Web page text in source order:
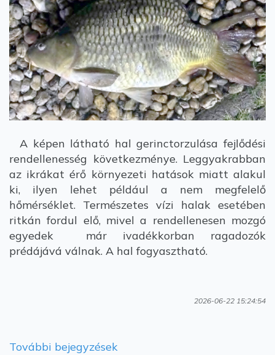
A képen látható hal gerinctorzulása fejlődési
rendellenesség következménye. Leggyakrabban
az ikrákat érő környezeti hatások miatt alakul
ki, ilyen lehet például a nem megfelelő
hőmérséklet. Természetes vízi halak esetében
ritkán fordul elő, mivel a rendellenesen mozgó
egyedek már ivadékkorban ragadozók
prédájává válnak. A hal fogyasztható.
2026-06-22 15:24:54
További bejegyzések